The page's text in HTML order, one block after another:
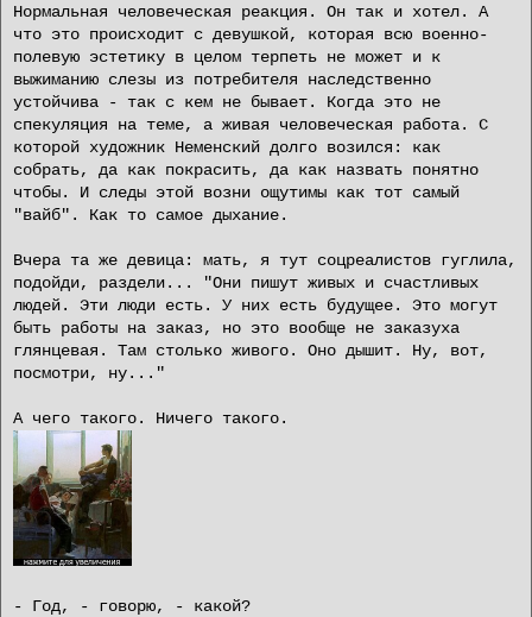
Нормальная человеческая реакция. Он так и хотел. А
что это происходит с девушкой, которая всю военно-
полевую эстетику в целом терпеть не может и к
выжиманию слезы из потребителя наследственно
устойчива - так с кем не бывает. Когда это не
спекуляция на теме, а живая человеческая работа. С
которой художник Неменский долго возился: как
собрать, да как покрасить, да как назвать понятно
чтобы. И следы этой возни ощутимы как тот самый
"вайб". Как то самое дыхание.
Вчера та же девица: мать, я тут соцреалистов гуглила,
подойди, раздели... "Они пишут живых и счастливых
людей. Эти люди есть. У них есть будущее. Это могут
быть работы на заказ, но это вообще не заказуха
глянцевая. Там столько живого. Оно дышит. Ну, вот,
посмотри, ну..."
А чего такого. Ничего такого.
- Год, - говорю, - какой?